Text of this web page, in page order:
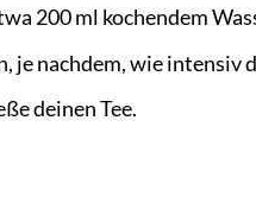
200 ml kochendem
je nachdem, wie intensiv
deinen Tee.